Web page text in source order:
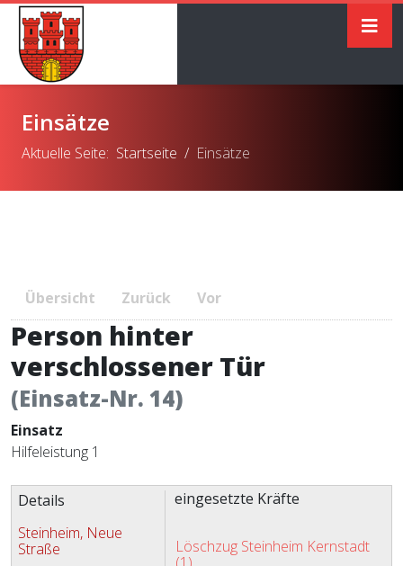
Einsätze
Aktuelle Seite: Startseite Einsätze
Übersicht Zurück Vor
Person hinter
verschlossener Tür
(Einsatz-Nr. 14)
Einsatz
Hilfeleistung 1
Details
Steinheim, Neue
Straße
eingesetzte Kräfte
Löschzug Steinheim Kernstadt